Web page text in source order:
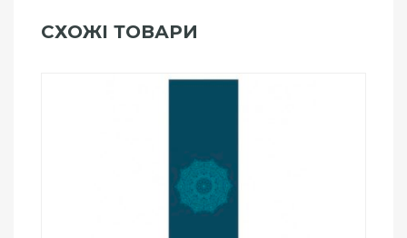
СХОЖІ ТОВАРИ
ПРИДБАТИ
Add to Wishlist